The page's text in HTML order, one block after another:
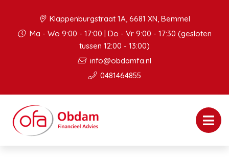
Klappenburgstraat 1A, 6681 XN, Bemmel
Ma - Wo 9:00 - 17:00 | Do - Vr 9:00 - 17:30 (gesloten
tussen 12:00 - 13:00)
info@obdamfa.nl
0481464855